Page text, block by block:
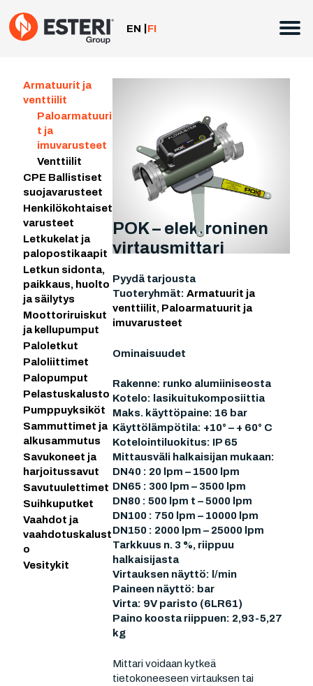
sisältöön
EN FI
Armatuurit ja
venttiilit
Paloarmatuuri
t ja
imuvarusteet
Venttiilit
CPE Ballistiset
suojavarusteet
Henkilökohtaiset
varusteet
Letkukelat ja
palopostikaapit
Letkun sidonta,
paikkaus, huolto
ja säilytys
Moottoriruiskut
ja kellupumput
Paloletkut
Paloliittimet
Palopumput
Pelastuskalusto
Pumppuyksiköt
Sammuttimet ja
alkusammutus
Savukoneet ja
harjoitussavut
Savutuulettimet
Suihkuputket
Vaahdot ja
vaahdotuskalust
o
Vesitykit
POK – elektroninen
virtausmittari
Pyydä tarjousta
Tuoteryhmät: Armatuurit ja
venttiilit, Paloarmatuurit ja
imuvarusteet
Ominaisuudet
Rakenne: runko alumiiniseosta
Kotelo: lasikuitukomposiittia
Maks. käyttöpaine: 16 bar
Käyttölämpötila: +10° – + 60° C
Kotelointiluokitus: IP 65
Mittausväli halkaisijan mukaan:
DN40 : 20 lpm – 1500 lpm
DN65 : 300 lpm – 3500 lpm
DN80 : 500 lpm t – 5000 lpm
DN100 : 750 lpm – 10000 lpm
DN150 : 2000 lpm – 25000 lpm
Tarkkuus n. 3 %, riippuu
halkaisijasta
Virtauksen näyttö: l/min
Paineen näyttö: bar
Virta: 9V paristo (6LR61)
Paino koosta riippuen: 2,93-5,27
kg
Mittari voidaan kytkeä
tietokoneeseen virtauksen tai